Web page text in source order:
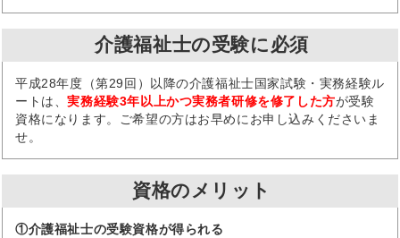
介護福祉士の受験に必須
平成28年度（第29回）以降の介護福祉士国家試験・実務経験ル
ートは、実務経験3年以上かつ実務者研修を修了した方が受験
資格になります。ご希望の方はお早めにお申し込みくださいま
せ。
資格のメリット
①介護福祉士の受験資格が得られる